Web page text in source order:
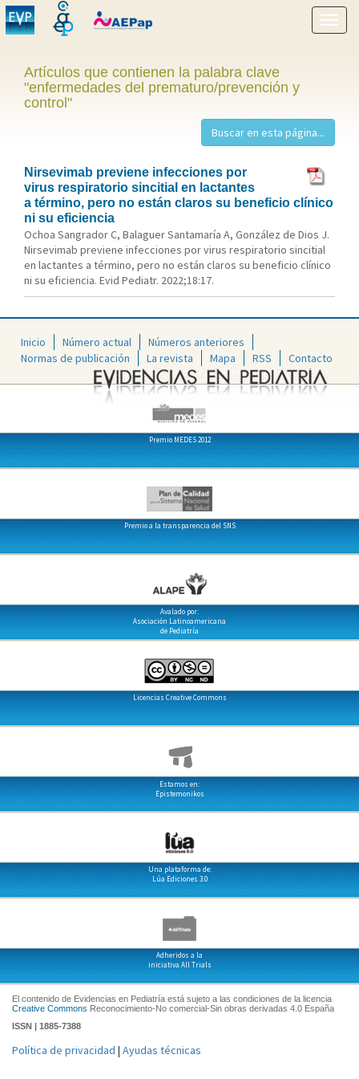
menú
Artículos que contienen la palabra clave
"enfermedades del prematuro/prevención y
control"
Nirsevimab previene infecciones por
virus respiratorio sincitial en lactantes
a término, pero no están claros su beneficio clínico
ni su eficiencia
Ochoa Sangrador C, Balaguer Santamaría A, González de Dios J.
Nirsevimab previene infecciones por virus respiratorio sincitial
en lactantes a término, pero no están claros su beneficio clínico
ni su eficiencia. Evid Pediatr. 2022;18:17.
Inicio Número actual
Números anteriores
Normas de publicación
La revista Mapa RSS Contacto
Premio MEDES 2012
Premio a la transparencia del SNS
Avalado por:
Asociación Latinoamericana
de Pediatría
Licencias Creative Commons
Estamos en:
Epistemonikos
Una plataforma de:
Lúa Ediciones 3.0
Adheridos a la
iniciativa All Trials
El contenido de Evidencias en Pediatría está sujeto a las condiciones de la licencia
Creative Commons Reconocimiento-No comercial-Sin obras derivadas 4.0 España
ISSN | 1885-7388
Política de privacidad | Ayudas técnicas